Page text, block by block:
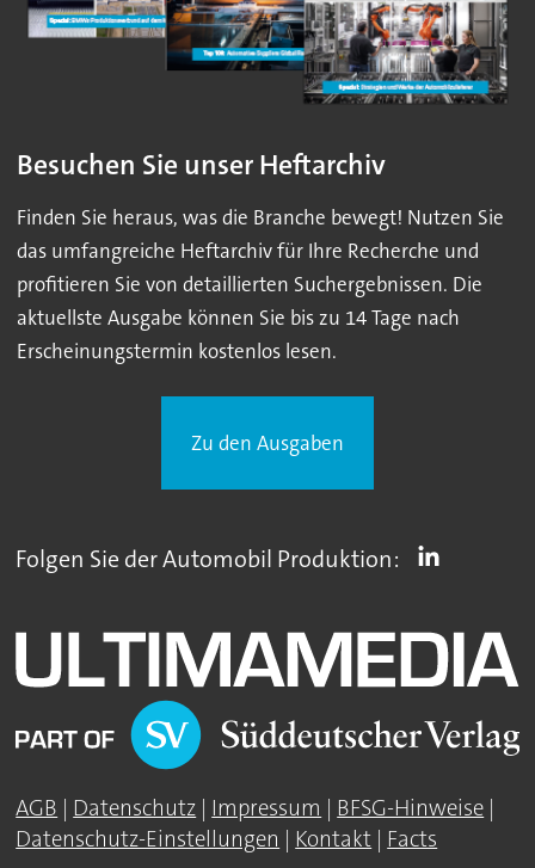
Besuchen Sie unser Heftarchiv
Finden Sie heraus, was die Branche bewegt! Nutzen Sie
das umfangreiche Heftarchiv für Ihre Recherche und
profitieren Sie von detaillierten Suchergebnissen. Die
aktuellste Ausgabe können Sie bis zu 14 Tage nach
Erscheinungstermin kostenlos lesen.
Zu den Ausgaben
Folgen Sie der Automobil Produktion:
AGB | Datenschutz | Impressum | BFSG-Hinweise |
Datenschutz-Einstellungen | Kontakt | Facts